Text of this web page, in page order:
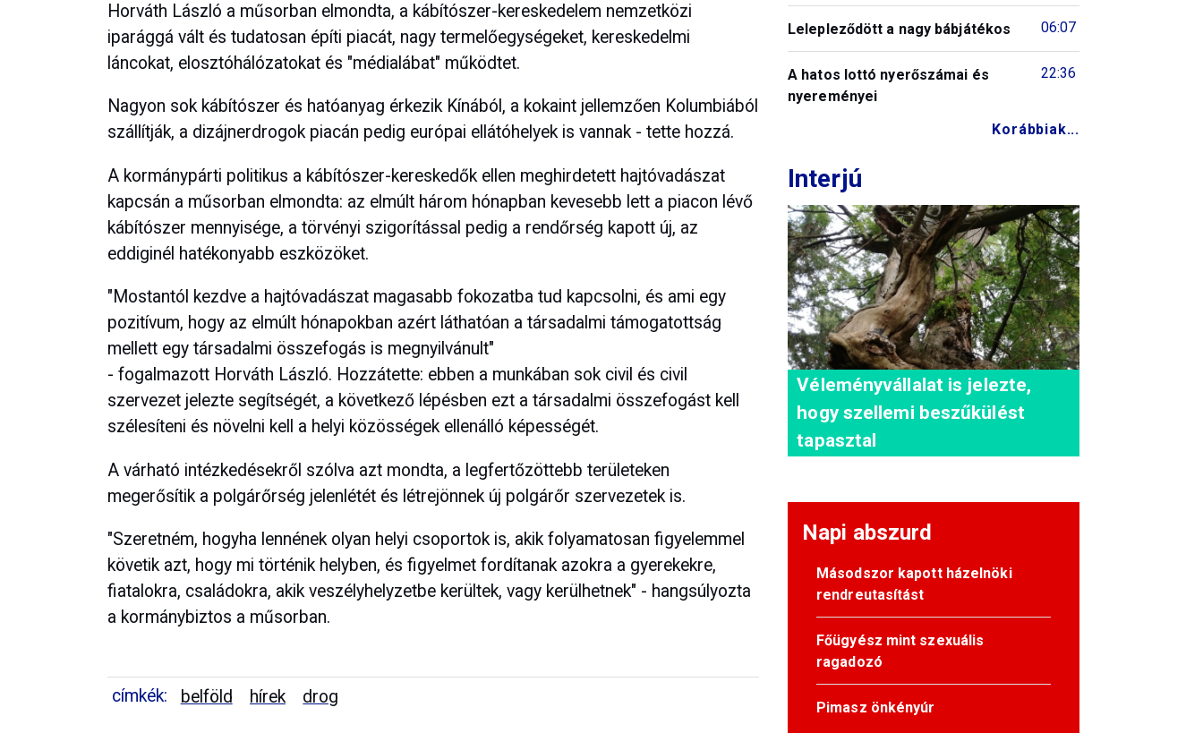
Horváth László a műsorban elmondta, a kábítószer-kereskedelem nemzetközi
iparággá vált és tudatosan építi piacát, nagy termelőegységeket, kereskedelmi
láncokat, elosztóhálózatokat és "médialábat" működtet.
Nagyon sok kábítószer és hatóanyag érkezik Kínából, a kokaint jellemzően Kolumbiából
szállítják, a dizájnerdrogok piacán pedig európai ellátóhelyek is vannak - tette hozzá.
A kormánypárti politikus a kábítószer-kereskedők ellen meghirdetett hajtóvadászat
kapcsán a műsorban elmondta: az elmúlt három hónapban kevesebb lett a piacon lévő
kábítószer mennyisége, a törvényi szigorítással pedig a rendőrség kapott új, az
eddiginél hatékonyabb eszközöket.
"Mostantól kezdve a hajtóvadászat magasabb fokozatba tud kapcsolni, és ami egy
pozitívum, hogy az elmúlt hónapokban azért láthatóan a társadalmi támogatottság
mellett egy társadalmi összefogás is megnyilvánult"
- fogalmazott Horváth László. Hozzátette: ebben a munkában sok civil és civil
szervezet jelezte segítségét, a következő lépésben ezt a társadalmi összefogást kell
szélesíteni és növelni kell a helyi közösségek ellenálló képességét.
A várható intézkedésekről szólva azt mondta, a legfertőzöttebb területeken
megerősítik a polgárőrség jelenlétét és létrejönnek új polgárőr szervezetek is.
"Szeretném, hogyha lennének olyan helyi csoportok is, akik folyamatosan figyelemmel
követik azt, hogy mi történik helyben, és figyelmet fordítanak azokra a gyerekekre,
fiatalokra, családokra, akik veszélyhelyzetbe kerültek, vagy kerülhetnek" - hangsúlyozta
a kormánybiztos a műsorban.
címkék: belföld hírek drog
06:07
Lelepleződött a nagy bábjátékos
22:36
A hatos lottó nyerőszámai és
nyereményei
Korábbiak...
Interjú
Véleményvállalat is jelezte,
hogy szellemi beszűkülést
tapasztal
Napi abszurd
Másodszor kapott házelnöki
rendreutasítást
Főügyész mint szexuális
ragadozó
Pimasz önkényúr